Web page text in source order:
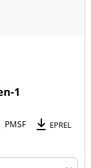
1
PMSF EPREL